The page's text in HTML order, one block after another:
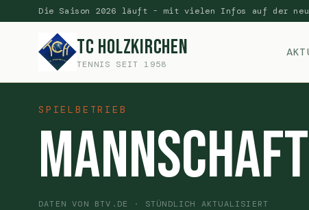
Die Saison 2026 läuft - mit vielen Infos auf der
TC Holzkirchen
TENNIS SEIT 1958
SPIELBETRIEB
DATEN VON BTV.DE · STÜNDLICH AKTUALISIERT